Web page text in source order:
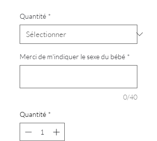
Quantité *
Merci de m'indiquer le sexe du bébé *
0/40
Quantité *